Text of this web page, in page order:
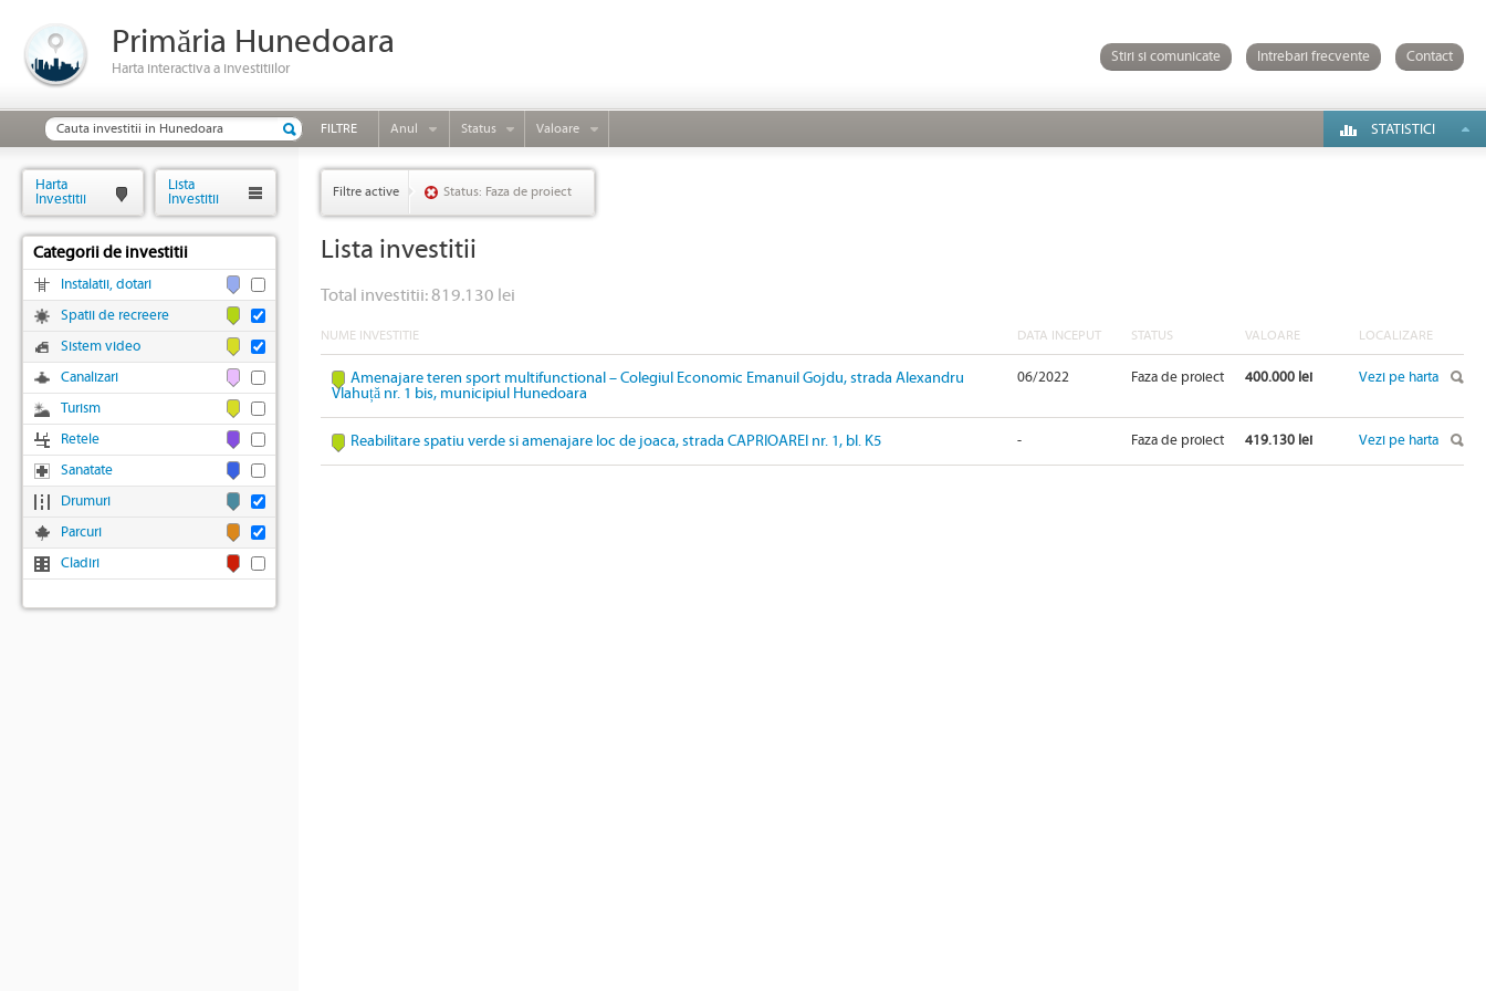
Primăria Hunedoara
Harta interactiva a investitiilor
Stiri si comunicate Intrebari frecvente Contact
FILTRE Anul Status Valoare STATISTICI
Filtre active Status: Faza de proiect
Lista investitii
Total investitii: 819.130 lei
NUME INVESTITIE DATA INCEPUT STATUS VALOARE LOCALIZARE
Amenajare teren sport multifunctional – Colegiul Economic Emanuil Gojdu, strada Alexandru
Vlahuță nr. 1 bis, municipiul Hunedoara
06/2022 Faza de proiect 400.000 lei Vezi pe harta
Reabilitare spatiu verde si amenajare loc de joaca, strada CAPRIOAREI nr. 1, bl. K5 - Faza de proiect 419.130 lei Vezi pe harta
Harta
Investitii
Lista
Investitii
Categorii de investitii
Instalatii, dotari
Spatii de recreere
Sistem video
Canalizari
Turism
Retele
Sanatate
Drumuri
Parcuri
Cladiri